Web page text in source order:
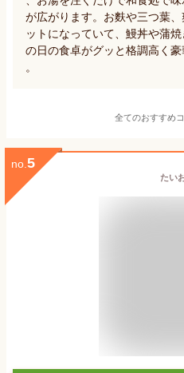
が広がります。お麩や三つ葉
ットになっていて、鰻丼や蒲
の日の食卓がグッと格調高く
。
全てのおすすめ
no. 5
たい